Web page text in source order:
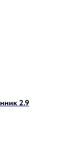
2.9